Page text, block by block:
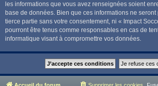
les informations que vous avez renseignées soient
base de données. Bien que ces informations ne seront
tierce partie sans votre consentement, ni « Impact
pourront être tenus comme responsables en cas de
informatique visant à compromettre vos données.